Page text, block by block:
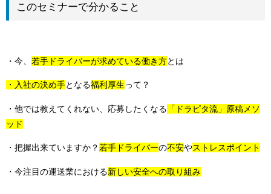
このセミナーで分かること
・今、 若手ドライバーが求めている働き方とは
・入社の決め手となる福利厚生って？
・他では教えてくれない、応募したくなる 「ドラピタ流」原稿メソ
ッド
・把握出来ていますか？若手ドライバーの不安やストレスポイント
・今注目の運送業における新しい安全への取り組み